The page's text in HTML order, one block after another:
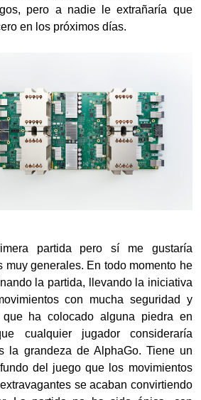
pero a nadie le extrañaría que
en los próximos días.
partida pero sí me gustaría
muy generales. En todo momento he
la partida, llevando la iniciativa
con mucha seguridad y
ha colocado alguna piedra en
cualquier jugador consideraría
la grandeza de AlphaGo. Tiene un
del juego que los movimientos
se acaban convirtiendo